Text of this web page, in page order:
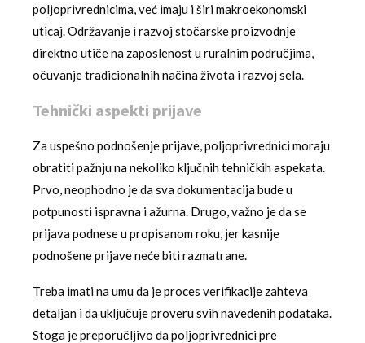
poljoprivrednicima, već imaju i širi makroekonomski
uticaj. Održavanje i razvoj stočarske proizvodnje
direktno utiče na zaposlenost u ruralnim područjima,
očuvanje tradicionalnih načina života i razvoj sela.
Tehnički aspekti prijave
Za uspešno podnošenje prijave, poljoprivrednici moraju
obratiti pažnju na nekoliko ključnih tehničkih aspekata.
Prvo, neophodno je da sva dokumentacija bude u
potpunosti ispravna i ažurna. Drugo, važno je da se
prijava podnese u propisanom roku, jer kasnije
podnošene prijave neće biti razmatrane.
Treba imati na umu da je proces verifikacije zahteva
detaljan i da uključuje proveru svih navedenih podataka.
Stoga je preporučljivo da poljoprivrednici pre